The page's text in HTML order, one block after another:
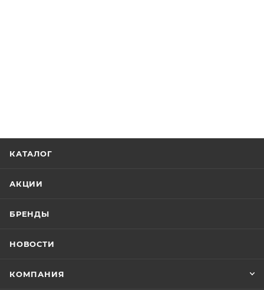
КАТАЛОГ
АКЦИИ
БРЕНДЫ
НОВОСТИ
КОМПАНИЯ